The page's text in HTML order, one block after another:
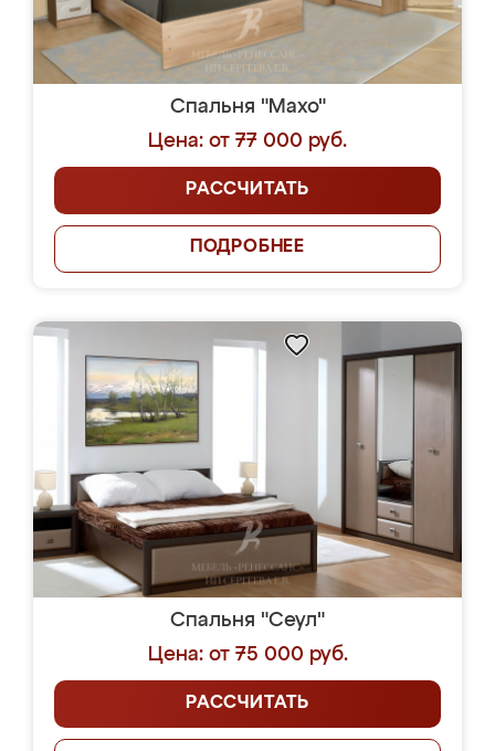
Спальня "Махо"
Цена: от 77 000 руб.
РАССЧИТАТЬ
ПОДРОБНЕЕ
Спальня "Сеул"
Цена: от 75 000 руб.
РАССЧИТАТЬ